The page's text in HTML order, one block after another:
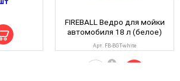
FIREBALL Ведро для мойки
автомобиля 18 л (белое)
Арт. FB-BGT-white